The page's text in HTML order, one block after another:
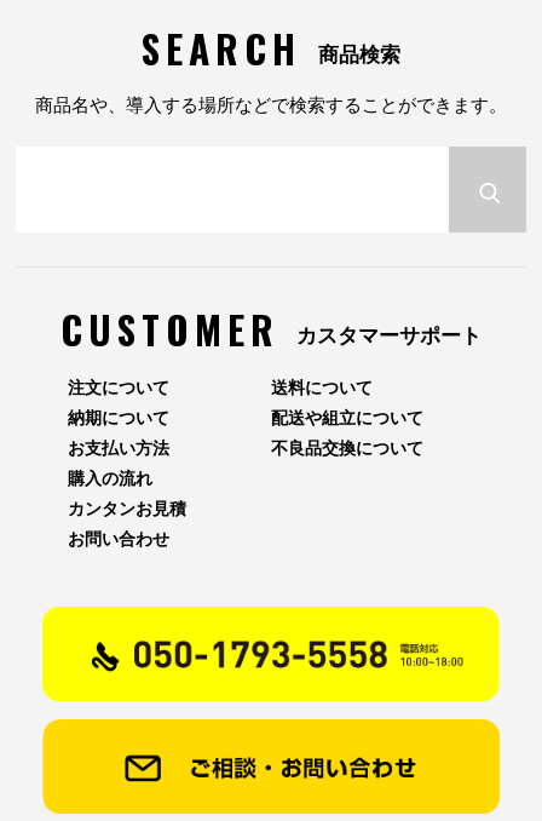
SEARCH 商品検索
商品名や、導入する場所などで検索することができます。
CUSTOMER カスタマーサポート
注文について
納期について
お支払い方法
送料について
配送や組立について
不良品交換について
購入の流れ
カンタンお見積
お問い合わせ